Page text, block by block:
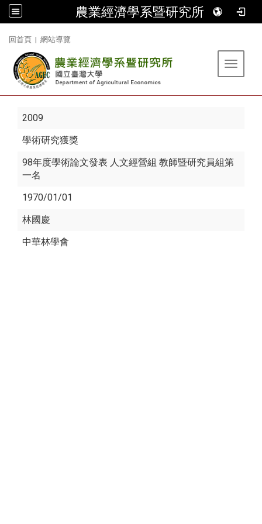
農業經濟學系暨研究所
回首頁 | 網站導覽
Toggle
2009
學術研究獲獎
98年度學術論文發表 人文經營組 教師暨研究員組第
一名
1970/01/01
林國慶
中華林學會